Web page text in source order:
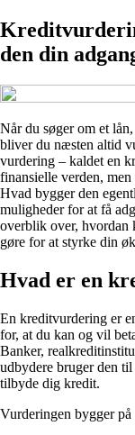
den din
Når du søger om et
bliver du næsten altid
vurdering – kaldet en
finansielle verden,
Hvad bygger den
muligheder for at få
overblik over, hvordan
gøre for at styrke din
Hvad er en
En kreditvurdering er
for, at du kan og vil
Banker,
udbydere bruger den
tilbyde dig kredit.
Vurderingen bygger